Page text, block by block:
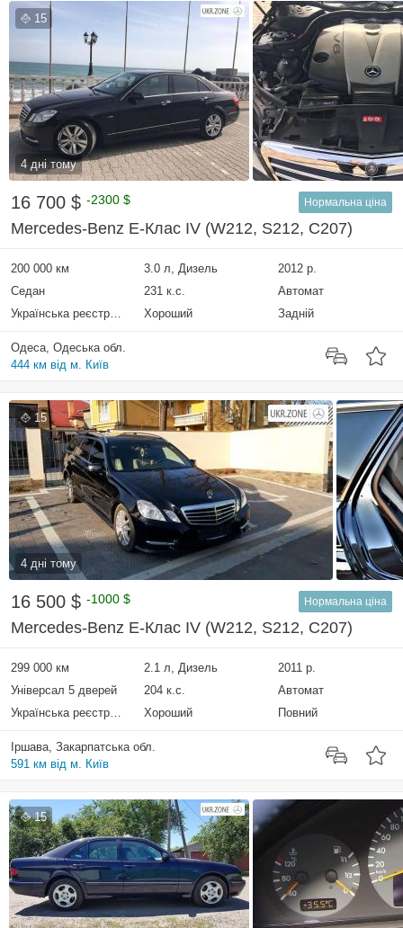
15
4 дні тому
16 700 $ -2300 $ Нормальна ціна
Mercedes-Benz E-Клас IV (W212, S212, C207)
200 000 км 3.0 л, Дизель
2012 р.
Седан
231 к.с.
Автомат
Українська реєстрація
Хороший Задній
Одеса, Одеська обл.
444 км від м. Київ
15
4 дні тому
16 500 $ -1000 $ Нормальна ціна
Mercedes-Benz E-Клас IV (W212, S212, C207)
299 000 км 2.1 л, Дизель
2011 р.
Універсал 5 дверей
204 к.с.
Автомат
Українська реєстрація
Хороший Повний
Іршава, Закарпатська обл.
591 км від м. Київ
15